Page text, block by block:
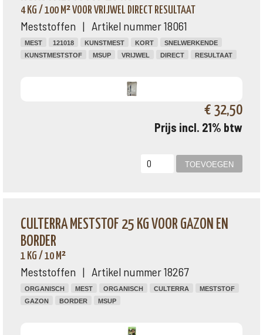
4 KG / 100 M² VOOR VRIJWEL DIRECT RESULTAAT
Meststoffen | Artikel nummer 18061
MEST 121018 KUNSTMEST KORT
SNELWERKENDE
KUNSTMESTSTOF
MSUP VRIJWEL DIRECT RESULTAAT
€ 32,50
Prijs incl. 21% btw
CULTERRA MESTSTOF 25 KG VOOR GAZON EN
BORDER
1 KG / 10 M²
Meststoffen | Artikel nummer 18267
ORGANISCH MEST ORGANISCH CULTERRA
MESTSTOF
GAZON
BORDER MSUP